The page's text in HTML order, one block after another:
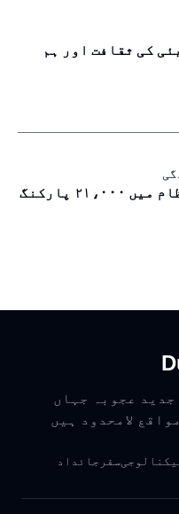
کی ثقافت اور ہم
دبئی میں سالک نظام میں ۲۱،۰۰۰ پارکنگ
عجوبہ جہاں
لامحدود ہیں
سفر جائداد